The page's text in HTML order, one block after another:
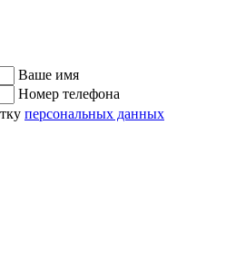
Ваше имя
Номер телефона
персональных данных